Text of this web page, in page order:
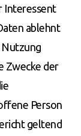
Interessent
ablehnt
Nutzung
Zwecke der
Person
geltend